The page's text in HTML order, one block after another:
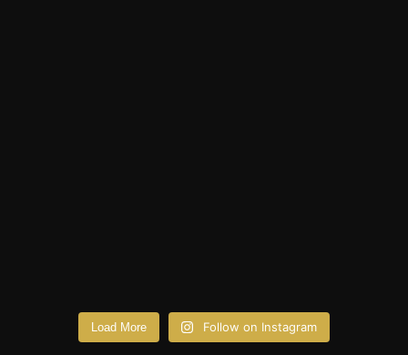
Load More Follow on Instagram